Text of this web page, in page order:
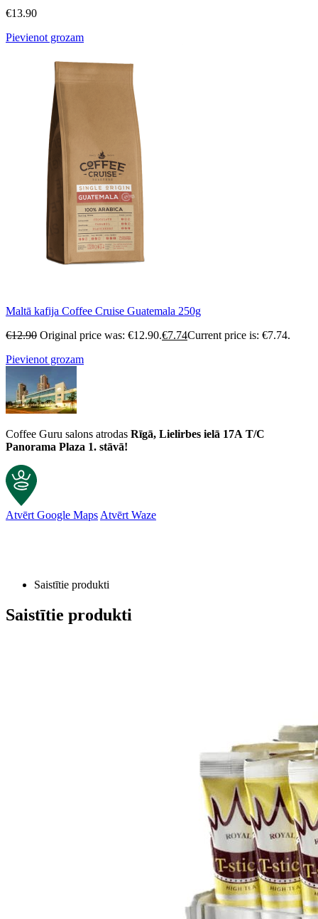
€13.90
Pievienot grozam
Maltā kafija Coffee Cruise Guatemala 250g
€12.90 Original price was: €12.90.€7.74Current price is: €7.74.
Pievienot grozam
Coffee Guru salons atrodas Rīgā, Lielirbes ielā 17A T/C
Panorama Plaza 1. stāvā!
Atvērt Google MapsAtvērt Waze
Saistītie produkti
Saistītie produkti